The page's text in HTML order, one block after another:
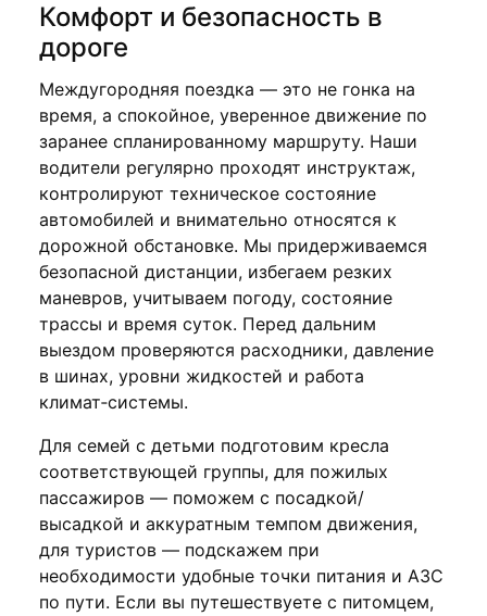
Комфорт и безопасность в
дороге
Междугородняя поездка — это не гонка на
время, а спокойное, уверенное движение по
заранее спланированному маршруту. Наши
водители регулярно проходят инструктаж,
контролируют техническое состояние
автомобилей и внимательно относятся к
дорожной обстановке. Мы придерживаемся
безопасной дистанции, избегаем резких
маневров, учитываем погоду, состояние
трассы и время суток. Перед дальним
выездом проверяются расходники, давление
в шинах, уровни жидкостей и работа
климат‑системы.
Для семей с детьми подготовим кресла
соответствующей группы, для пожилых
пассажиров — поможем с посадкой/
высадкой и аккуратным темпом движения,
для туристов — подскажем при
необходимости удобные точки питания и АЗС
по пути. Если вы путешествуете с питомцем,